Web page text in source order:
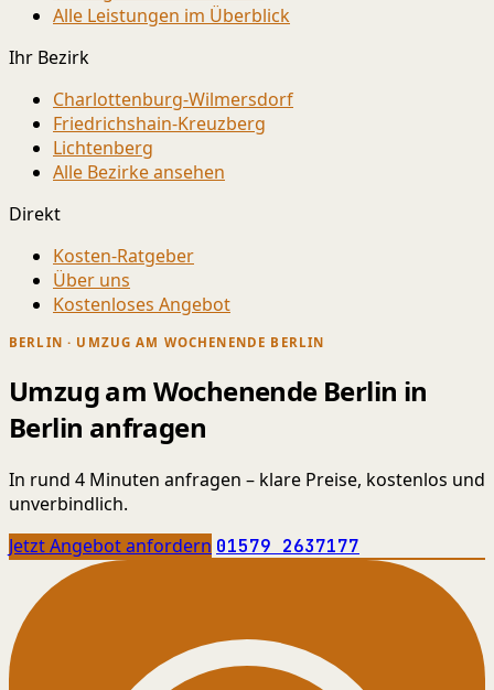
Alle Leistungen im Überblick
Ihr Bezirk
Charlottenburg-Wilmersdorf
Friedrichshain-Kreuzberg
Lichtenberg
Alle Bezirke ansehen
Direkt
Kosten-Ratgeber
Über uns
Kostenloses Angebot
BERLIN · UMZUG AM WOCHENENDE BERLIN
Umzug am Wochenende Berlin in
Berlin anfragen
In rund 4 Minuten anfragen – klare Preise, kostenlos und
unverbindlich.
Jetzt Angebot anfordern 01579 2637177